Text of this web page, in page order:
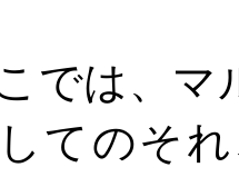
では、マ
てのそ